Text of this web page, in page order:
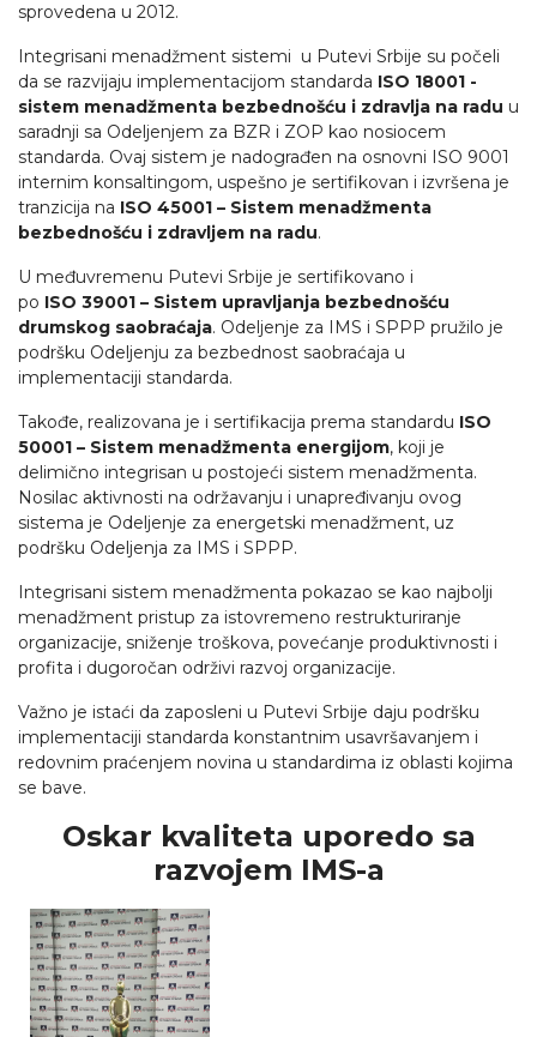
sprovedena u 2012.
Integrisani menadžment sistemi u Putevi Srbije su počeli
da se razvijaju implementacijom standarda ISO 18001 -
sistem menadžmenta bezbednošću i zdravlja na radu u
saradnji sa Odeljenjem za BZR i ZOP kao nosiocem
standarda. Ovaj sistem je nadograđen na osnovni ISO 9001
internim konsaltingom, uspešno je sertifikovan i izvršena je
tranzicija na ISO 45001 – Sistem menadžmenta
bezbednošću i zdravljem na radu.
U međuvremenu Putevi Srbije je sertifikovano i
po ISO 39001 – Sistem upravljanja bezbednošću
drumskog saobraćaja. Odeljenje za IMS i SPPP pružilo je
podršku Odeljenju za bezbednost saobraćaja u
implementaciji standarda.
Takođe, realizovana je i sertifikacija prema standardu ISO
50001 – Sistem menadžmenta energijom, koji je
delimično integrisan u postojeći sistem menadžmenta.
Nosilac aktivnosti na održavanju i unapređivanju ovog
sistema je Odeljenje za energetski menadžment, uz
podršku Odeljenja za IMS i SPPP.
Integrisani sistem menadžmenta pokazao se kao najbolji
menadžment pristup za istovremeno restrukturiranje
organizacije, sniženje troškova, povećanje produktivnosti i
profita i dugoročan održivi razvoj organizacije.
Važno je istaći da zaposleni u Putevi Srbije daju podršku
implementaciji standarda konstantnim usavršavanjem i
redovnim praćenjem novina u standardima iz oblasti kojima
se bave.
Oskar kvaliteta uporedo sa
razvojem IMS-a